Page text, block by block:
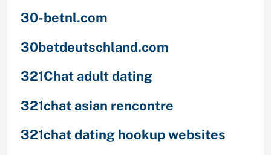
30-betnl.com
30betdeutschland.com
321Chat adult dating
321chat asian rencontre
321chat dating hookup websites